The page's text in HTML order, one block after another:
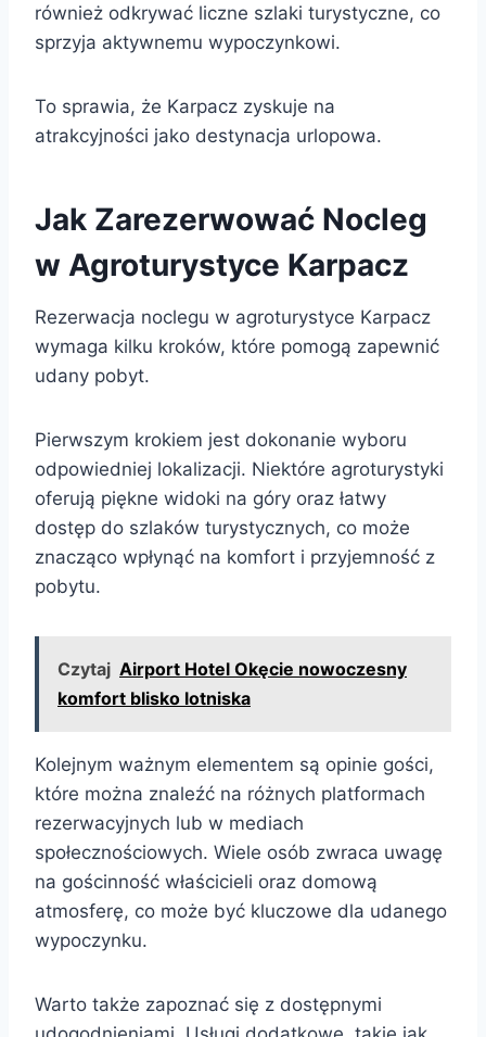
również odkrywać liczne szlaki turystyczne, co
sprzyja aktywnemu wypoczynkowi.
To sprawia, że Karpacz zyskuje na
atrakcyjności jako destynacja urlopowa.
Jak Zarezerwować Nocleg
w Agroturystyce Karpacz
Rezerwacja noclegu w agroturystyce Karpacz
wymaga kilku kroków, które pomogą zapewnić
udany pobyt.
Pierwszym krokiem jest dokonanie wyboru
odpowiedniej lokalizacji. Niektóre agroturystyki
oferują piękne widoki na góry oraz łatwy
dostęp do szlaków turystycznych, co może
znacząco wpłynąć na komfort i przyjemność z
pobytu.
Czytaj Airport Hotel Okęcie nowoczesny
komfort blisko lotniska
Kolejnym ważnym elementem są opinie gości,
które można znaleźć na różnych platformach
rezerwacyjnych lub w mediach
społecznościowych. Wiele osób zwraca uwagę
na gościnność właścicieli oraz domową
atmosferę, co może być kluczowe dla udanego
wypoczynku.
Warto także zapoznać się z dostępnymi